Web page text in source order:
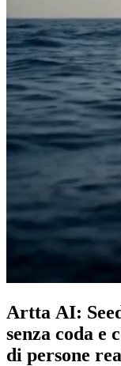
Artta AI:
senza coda
di persone